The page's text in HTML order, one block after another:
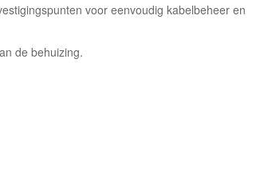
voor eenvoudig kabelbeheer en
de behuizing.